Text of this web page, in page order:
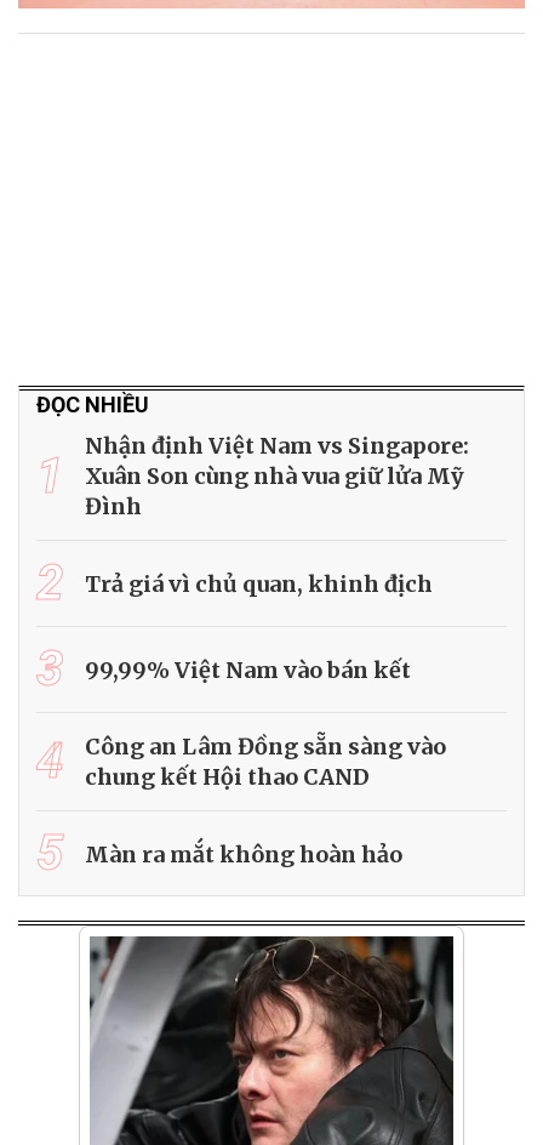
ĐỌC NHIỀU
1
Nhận định Việt Nam vs Singapore:
Xuân Son cùng nhà vua giữ lửa Mỹ
Đình
2 Trả giá vì chủ quan, khinh địch
3 99,99% Việt Nam vào bán kết
4
Công an Lâm Đồng sẵn sàng vào
chung kết Hội thao CAND
5 Màn ra mắt không hoàn hảo